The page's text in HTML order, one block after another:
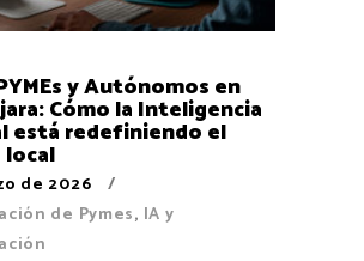
y Autónomos en
Cómo la Inteligencia
está redefiniendo el
de 2026
de Pymes, IA y